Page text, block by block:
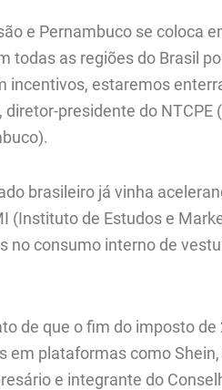
e Pernambuco se coloca
todas as regiões do Brasil
incentivos, estaremos
presidente do NTCPE
brasileiro já vinha
(Instituto de Estudos e
no consumo interno de
de que o fim do imposto de
em plataformas como
e integrante do